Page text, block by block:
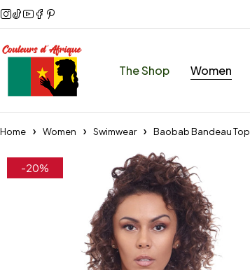
The Shop Women
Home Women Swimwear Baobab Bandeau Top
-20%